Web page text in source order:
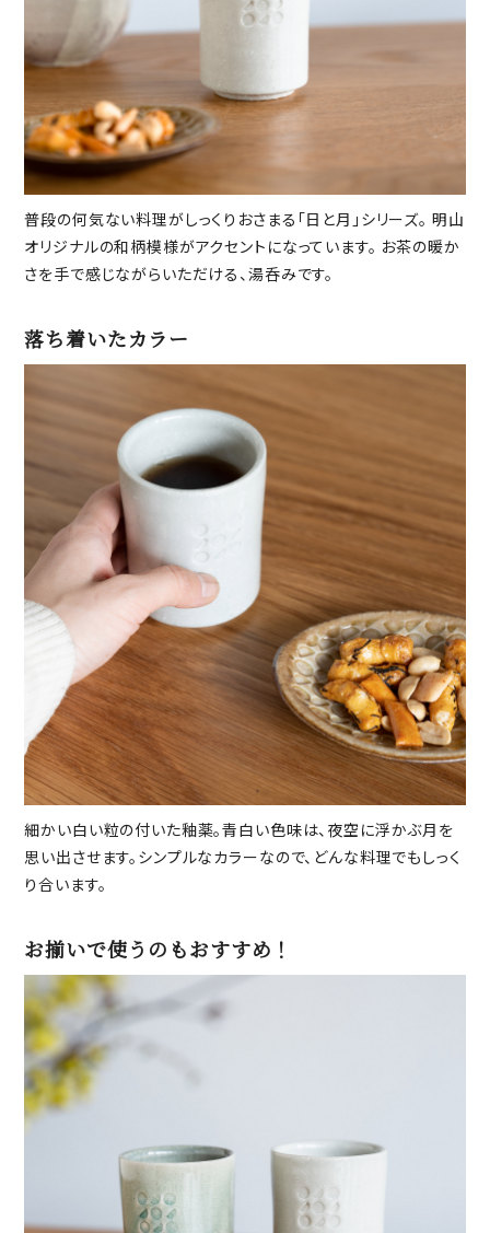
普段の何気ない料理がしっくりおさまる「日と月」シリーズ。 明山
オリジナルの和柄模様がアクセントになっています。 お茶の暖か
さを手で感じながらいただける、湯呑みです。
落ち着いたカラー
細かい白い粒の付いた釉薬。青白い色味は、夜空に浮かぶ月を
思い出させます。シンプルなカラーなので、どんな料理でもしっく
り合います。
お揃いで使うのもおすすめ！